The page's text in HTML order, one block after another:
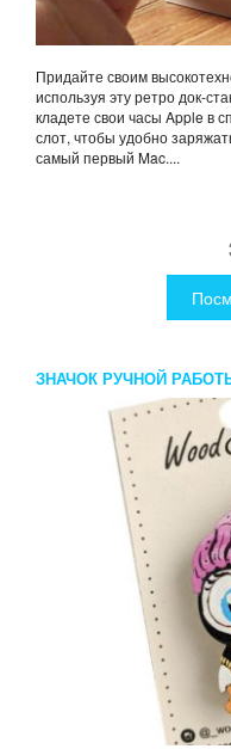
Придайте своим
используя эту ретро док-
кладете свои часы Apple в
слот, чтобы удобно
самый первый Mac....
ЗНАЧОК РУЧНОЙ